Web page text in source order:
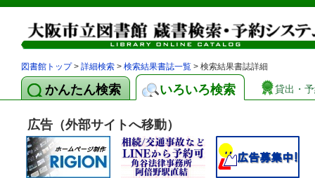
図書館トップ> 詳細検索 > 検索結果書誌一覧 > 検索結果書誌詳細
かんたん検索 いろいろ検索 貸出・
広告（外部サイトへ移動）